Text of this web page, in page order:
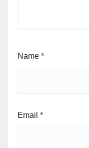
Name *
Email *